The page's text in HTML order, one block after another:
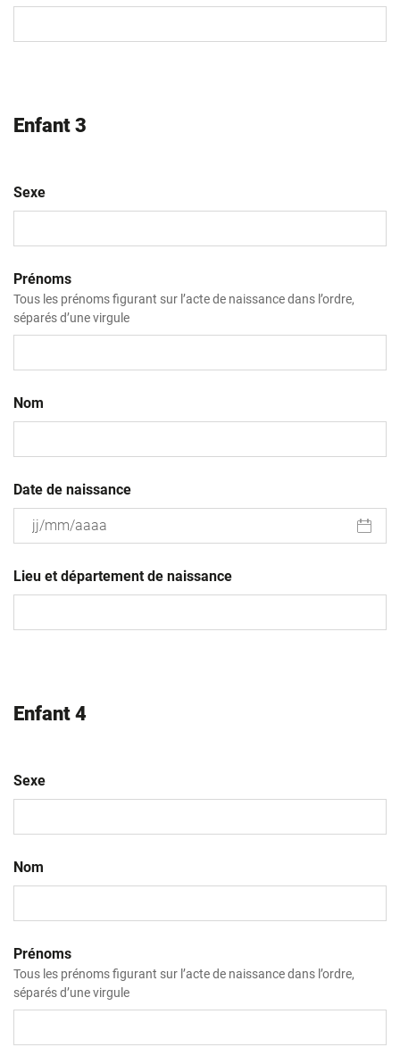
MM
Enfant 3
Sexe
Prénoms
Tous les prénoms figurant sur l’acte de naissance dans l’ordre,
séparés d’une virgule
Nom
Date de naissance
slash
MM
Lieu et département de naissance
Enfant 4
Sexe
Nom
Prénoms
Tous les prénoms figurant sur l’acte de naissance dans l’ordre,
séparés d’une virgule